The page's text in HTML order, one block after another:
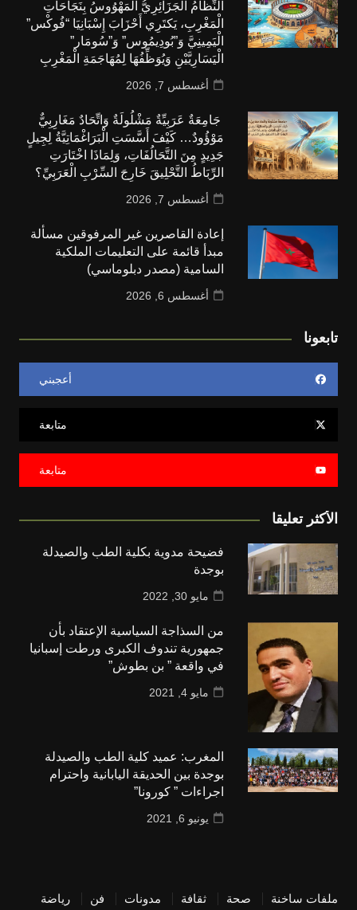
النِّظَامُ الْجَزَائِرِيُّ الْمَهْوُوسُ بِنَجَاحَاتِ
الْمَغْرِبِ، يَكتَرِي أَحْزَابَ إِسْبَانِيَا “فُوكْس”
الْيَمِينِيَّ وَ”بُودِيمُوس” وَ”سُومَار”
الْيَسَارِيَّيْنِ وَيُوَظِّفُهَا لِمُهَاجَمَةِ الْمَغْرِبِ
أغسطس 7, 2026
جَامِعَةٌ عَرَبِيِّةٌ مَشْلُولَةٌ وَاتِّحَادٌ مَغَارِبِيٌّ
مَوْؤُودٌ… كَيْفَ أَسَّسَتِ الْبَرَاغْمَاتِيَّةُ لِجِيلٍ
جَدِيدٍ مِنَ التَّحَالُفَاتِ، وَلِمَاذَا اخْتَارَتِ
الرِّبَاطُ التَّحْلِيقَ خَارِجَ السِّرْبِ الْعَرَبِيِّ؟
أغسطس 7, 2026
إعادة القاصرين غير المرفوقين مسألة
مبدأ قائمة على التعليمات الملكية
السامية (مصدر دبلوماسي)
أغسطس 6, 2026
تابعونا
أعجبني
متابعة
متابعة
الأكثر تعليقا
فضيحة مدوية بكلية الطب والصيدلة
بوجدة
مايو 30, 2022
من السذاجة السياسية الإعتقاد بأن
جمهورية تندوف الكبرى ورطت إسبانيا
في واقعة ” بن بطوش”
مايو 4, 2021
المغرب: عميد كلية الطب والصيدلة
بوجدة بين الحديقة اليابانية واحترام
اجراءات ” كورونا”
يونيو 6, 2021
ملفات ساخنة صحة ثقافة مدونات فن رياضة